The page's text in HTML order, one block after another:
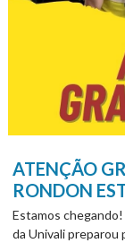
qualidade e
PREFEITURA DE
#ribeiraobonito 20
ATENÇÃO
RONDON
Estamos
da Univali preparou